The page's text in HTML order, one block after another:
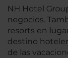
NH Hotel
negocios.
resorts en
destino
de las